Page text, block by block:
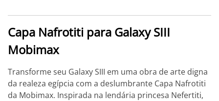
Capa Nafrotiti para Galaxy SIII
Mobimax
Transforme seu Galaxy SIII em uma obra de arte digna
da realeza egípcia com a deslumbrante Capa Nafrotiti
da Mobimax. Inspirada na lendária princesa Nefertiti,